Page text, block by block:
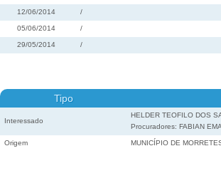
12/06/2014 /
05/06/2014 /
29/05/2014 /
Tipo
Interessado
HELDER TEOFILO DOS
Procuradores: FABIAN
Origem MUNICÍPIO DE